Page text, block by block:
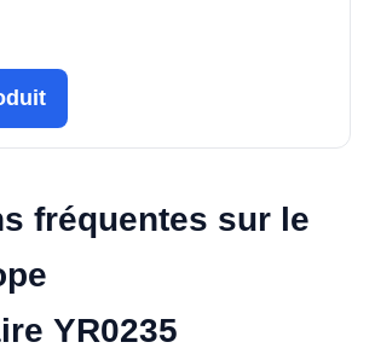
fréquentes sur le
YR0235